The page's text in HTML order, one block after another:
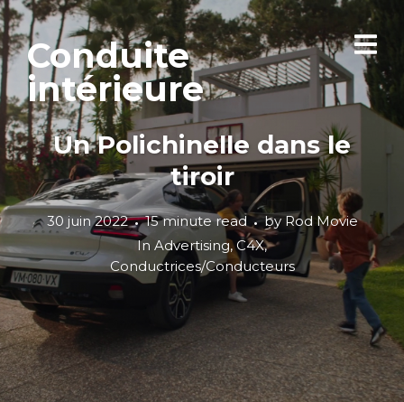
Conduite
intérieure
Un Polichinelle dans le
tiroir
30 juin 2022 15 minute read byRod Movie
In Advertising,C4X,
Conductrices/Conducteurs